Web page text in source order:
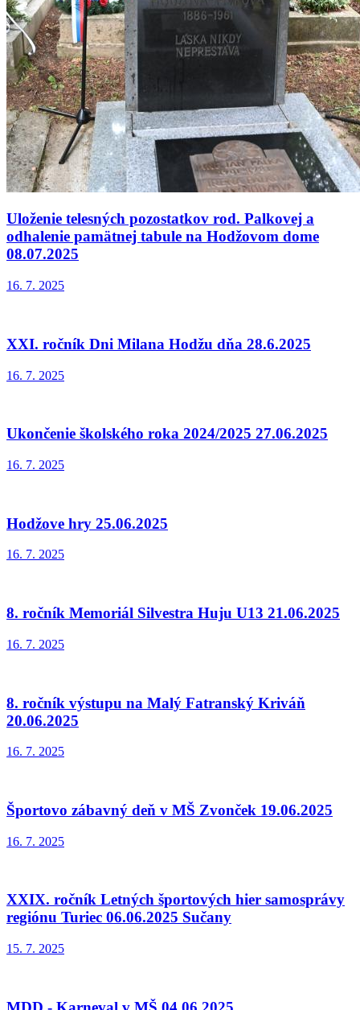
Uloženie telesných pozostatkov rod. Palkovej a
odhalenie pamätnej tabule na Hodžovom dome
08.07.2025
16. 7. 2025
XXI. ročník Dni Milana Hodžu dňa 28.6.2025
16. 7. 2025
Ukončenie školského roka 2024/2025 27.06.2025
16. 7. 2025
Hodžove hry 25.06.2025
16. 7. 2025
8. ročník Memoriál Silvestra Huju U13 21.06.2025
16. 7. 2025
8. ročník výstupu na Malý Fatranský Kriváň
20.06.2025
16. 7. 2025
Športovo zábavný deň v MŠ Zvonček 19.06.2025
16. 7. 2025
XXIX. ročník Letných športových hier samosprávy
regiónu Turiec 06.06.2025 Sučany
15. 7. 2025